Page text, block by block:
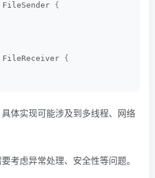
FileSender {
FileReceiver {
体实现可能涉及到多线程、网络
考虑异常处理、安全性等问题。